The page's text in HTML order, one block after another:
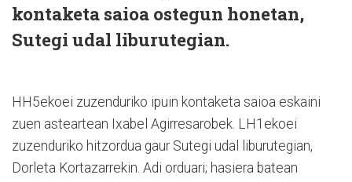
kontaketa saioa ostegun honetan,
Sutegi udal liburutegian.
HH5ekoei zuzenduriko ipuin kontaketa saioa eskaini
zuen asteartean Ixabel Agirresarobek. LH1ekoei
zuzenduriko hitzordua gaur Sutegi udal liburutegian,
Dorleta Kortazarrekin. Adi orduari; hasiera batean